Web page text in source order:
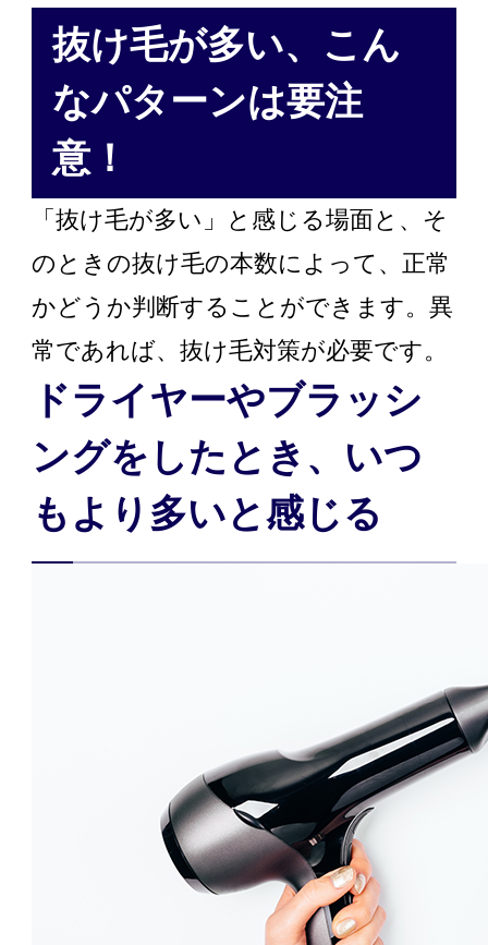
抜け毛が多い、こん
なパターンは要注
意！
「抜け毛が多い」と感じる場面と、そ
のときの抜け毛の本数によって、正常
かどうか判断することができます。異
常であれば、抜け毛対策が必要です。
ドライヤーやブラッシ
ングをしたとき、いつ
もより多いと感じる